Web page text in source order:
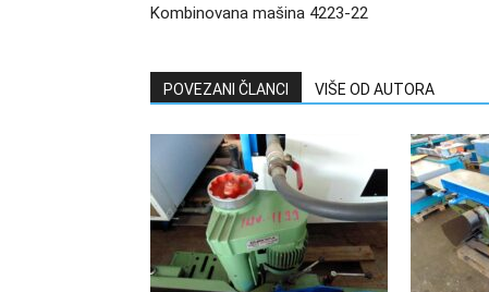
Kombinovana mašina 4223-22
POVEZANI ČLANCI VIŠE OD AUTORA